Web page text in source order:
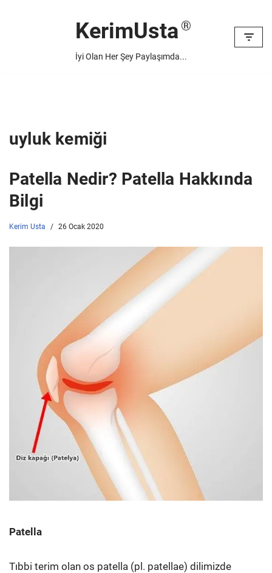
KerimUsta
İyi Olan Her Şey Paylaşımda...
uyluk kemiği
Patella Nedir? Patella Hakkında
Bilgi
Kerim Usta 26 Ocak 2020
Patella
Tıbbi terim olan os patella (pl. patellae) dilimizde